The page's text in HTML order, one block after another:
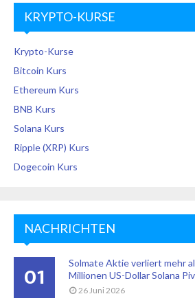
KRYPTO-KURSE
Krypto-Kurse
Bitcoin Kurs
Ethereum Kurs
BNB Kurs
Solana Kurs
Ripple (XRP) Kurs
Dogecoin Kurs
NACHRICHTEN
01
Solmate Aktie verliert mehr
Millionen US-Dollar Solana
26 Juni 2026